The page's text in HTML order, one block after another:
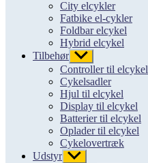
City elcykler
Fatbike el-cykler
Foldbar elcykel
Hybrid elcykel
Tilbehør Vis
undermenu
Controller til elcykel
Cykelsadler
Hjul til elcykel
Display til elcykel
Batterier til elcykel
Oplader til elcykel
Cykelovertræk
Udstyr Vis